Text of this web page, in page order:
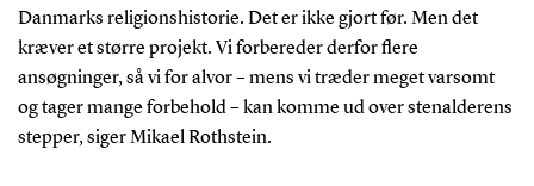
Danmarks religionshistorie. Det er ikke gjort før. Men det
kræver et større projekt. Vi forbereder derfor flere
ansøgninger, så vi for alvor – mens vi træder meget varsomt
og tager mange forbehold – kan komme ud over stenalderens
stepper, siger Mikael Rothstein.